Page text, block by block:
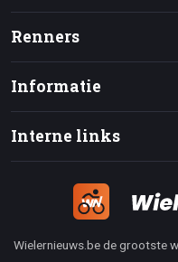
Renners
Informatie
Interne links
Wielernieuws.be de grootste